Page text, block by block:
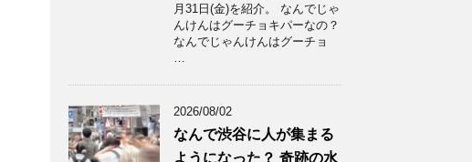
月31日(金)を紹介。 なんでじゃ
んけんはグーチョキパーなの？
なんでじゃんけんはグーチョ
…
2026/08/02
なんで渋谷に人が集まる
ようになった？ 奇跡の水